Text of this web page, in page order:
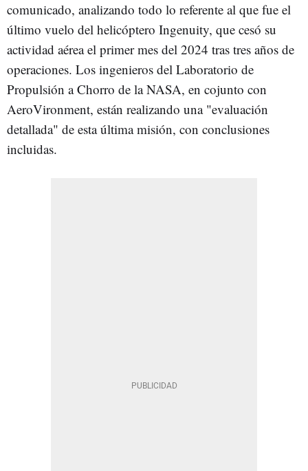
comunicado, analizando todo lo referente al que fue el
último vuelo del helicóptero Ingenuity, que cesó su
actividad aérea el primer mes del 2024 tras tres años de
operaciones. Los ingenieros del Laboratorio de
Propulsión a Chorro de la NASA, en cojunto con
AeroVironment, están realizando una "evaluación
detallada" de esta última misión, con conclusiones
incluidas.